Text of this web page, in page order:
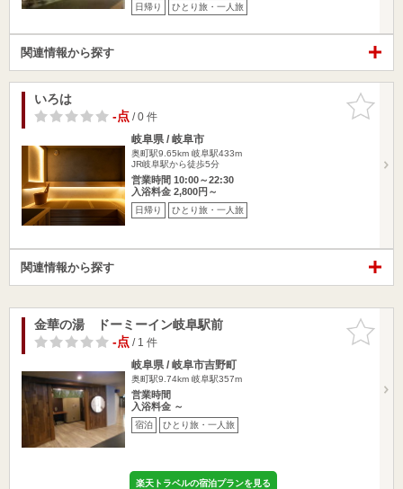
日帰り ひとり旅・一人旅
関連情報から探す
お気に入
りに追加
いろは
-点/ 0 件
岐阜県 / 岐阜市
奥町駅9.65km 岐阜駅433m
JR岐阜駅から徒歩5分
営業時間 10:00～22:30
入浴料金 2,800円～
日帰り ひとり旅・一人旅
関連情報から探す
お気に入
りに追加
金華の湯 ドーミーイン岐阜駅前
-点/ 1 件
岐阜県 / 岐阜市吉野町
奥町駅9.74km 岐阜駅357m
営業時間
入浴料金 ～
宿泊 ひとり旅・一人旅
楽天トラベルの宿泊プランを見る